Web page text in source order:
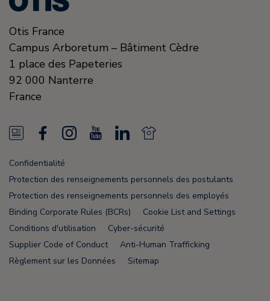
Otis France
Campus Arboretum – Bâtiment Cèdre
1 place des Papeteries
92 000 Nanterre
France
N
e
w
s
F
e
e
a
c
e
b
o
o
I
s
t
a
g
r
u
T
u
b
e
L
n
k
e
d
i
N
w
s
F
e
e
Confidentialité
Protection des renseignements personnels des postulants
Protection des renseignements personnels des employés
Binding Corporate Rules (BCRs)
Cookie List and Settings
Conditions d'utilisation
Cyber-sécurité
Supplier Code of Conduct
Anti-Human Trafficking
Règlement sur les Données
Sitemap